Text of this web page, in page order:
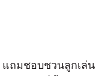
ถมชอบชวนลูกเล่น